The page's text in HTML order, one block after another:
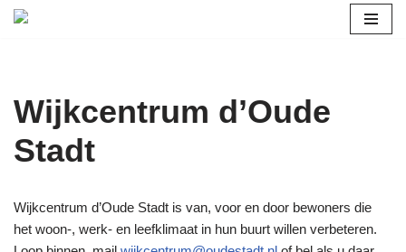
inhoud
Wijkcentrum d’Oude
Stadt
Wijkcentrum d’Oude Stadt is van, voor en door bewoners die
het woon-, werk- en leefklimaat in hun buurt willen verbeteren.